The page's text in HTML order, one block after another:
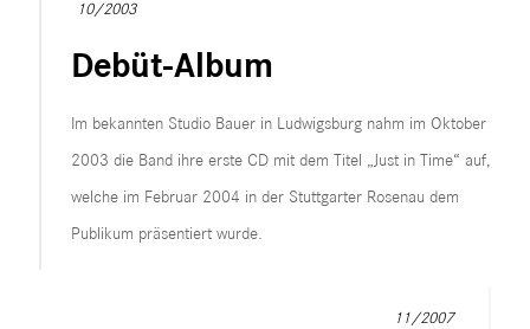
10/2003
Debüt-Album
Im bekannten Studio Bauer in Ludwigsburg nahm im Oktober
2003 die Band ihre erste CD mit dem Titel „Just in Time“ auf,
welche im Februar 2004 in der Stuttgarter Rosenau dem
Publikum präsentiert wurde.
11/2007